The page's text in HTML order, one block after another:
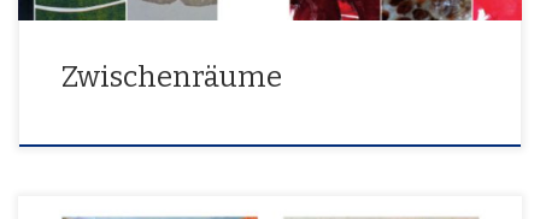
Zwischenräume